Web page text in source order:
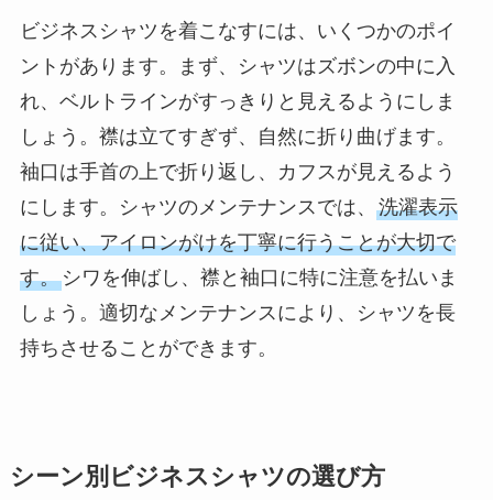
ビジネスシャツを着こなすには、いくつかのポイ
ントがあります。まず、シャツはズボンの中に入
れ、ベルトラインがすっきりと見えるようにしま
しょう。襟は立てすぎず、自然に折り曲げます。
袖口は手首の上で折り返し、カフスが見えるよう
にします。シャツのメンテナンスでは、 洗濯表示
に従い、アイロンがけを丁寧に行うことが大切で
す。シワを伸ばし、襟と袖口に特に注意を払いま
しょう。適切なメンテナンスにより、シャツを長
持ちさせることができます。
シーン別ビジネスシャツの選び方